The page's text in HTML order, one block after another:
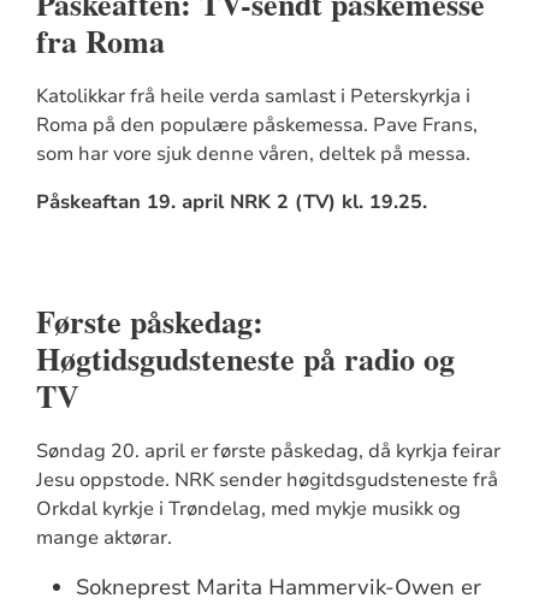
fra Roma
Katolikkar frå heile verda samlast i Peterskyrkja i
Roma på den populære påskemessa. Pave Frans,
som har vore sjuk denne våren, deltek på messa.
Påskeaftan 19. april NRK 2 (TV) kl. 19.25.
Første påskedag:
Høgtidsgudsteneste på radio og
TV
Søndag 20. april er første påskedag, då kyrkja feirar
Jesu oppstode. NRK sender høgitdsgudsteneste frå
Orkdal kyrkje i Trøndelag, med mykje musikk og
mange aktørar.
Sokneprest Marita Hammervik-Owen er